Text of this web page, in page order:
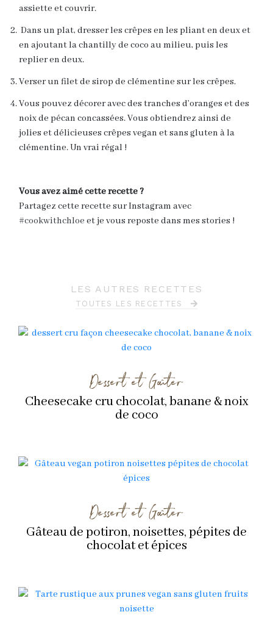
assiette et couvrir.
Dans un plat, dresser les crêpes en les pliant en deux et
en ajoutant la chantilly de coco au milieu, puis les
replier en deux.
Verser un filet de sirop de clémentine sur les crêpes.
Vous pouvez décorer avec des tranches d’oranges et des
noix de pécan concassées. Vous obtiendrez ainsi de
jolies et délicieuses crêpes vegan et sans gluten à la
clémentine. Un vrai régal !
Vous avez aimé cette recette ?
Partagez cette recette sur Instagram avec
#cookwithchloe et je vous reposte dans mes stories !
LES AUTRES RECETTES
TOUTES LES RECETTES
Dessert et Goûter
Cheesecake cru chocolat, banane & noix
de coco
Dessert et Goûter
Gâteau de potiron, noisettes, pépites de
chocolat et épices